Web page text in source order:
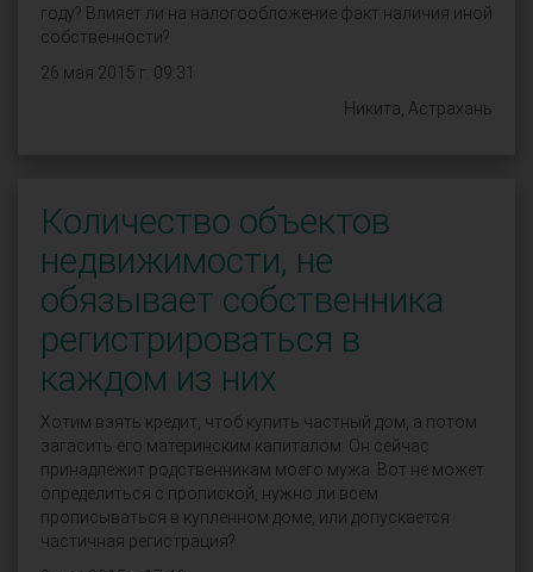
году? Влияет ли на налогообложение факт наличия иной
собственности?
26 мая 2015 г. 09:31
Никита, Астрахань
Количество объектов
недвижимости, не
обязывает собственника
регистрироваться в
каждом из них
Хотим взять кредит, чтоб купить частный дом, а потом
загасить его материнским капиталом. Он сейчас
принадлежит родственникам моего мужа. Вот не может
определиться с пропиской, нужно ли всем
прописываться в купленном доме, или допускается
частичная регистрация?